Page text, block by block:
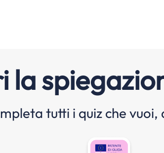
la
tutti i quiz che vuoi,